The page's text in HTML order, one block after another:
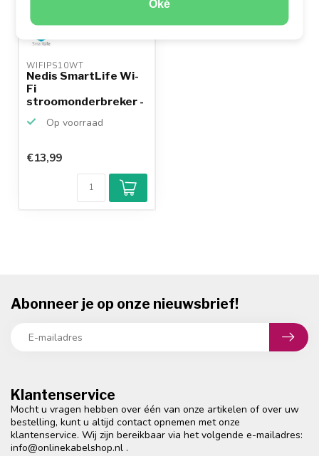
Oké
WIFIPS10WT
Nedis SmartLife Wi-
Fi
stroomonderbreker -
Op voorraad
€13,99
Klantenservice
Mocht u vragen hebben over één van onze artikelen of over uw
bestelling, kunt u altijd contact opnemen met onze
klantenservice. Wij zijn bereikbaar via het volgende e-mailadres:
info@onlinekabelshop.nl .
Abonneer je op onze nieuwsbrief!